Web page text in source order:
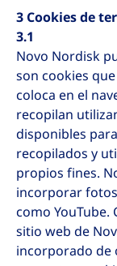
3 Cookies de
3.1
Novo Nordisk
son cookies
coloca en el
recopilan
disponibles
recopilados y
propios fines.
incorporar
como
sitio web de
incorporado de